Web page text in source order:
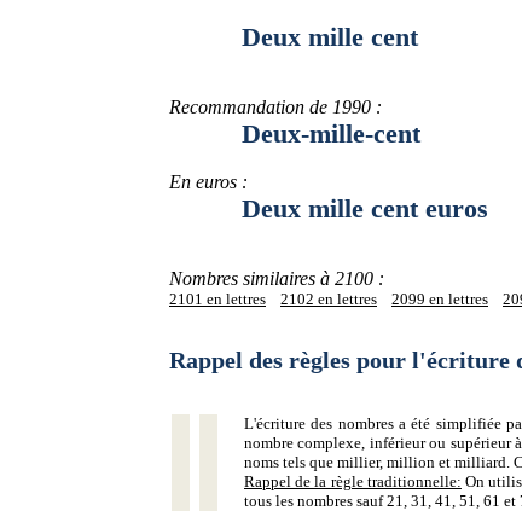
Deux mille cent
Recommandation de 1990 :
Deux-mille-cent
En euros :
Deux mille cent euros
Nombres similaires à 2100 :
2101 en lettres 2102 en lettres 2099 en lettres
Rappel des règles pour l'écriture
L'écriture des nombres a été simplifiée
nombre complexe, inférieur ou supérieur
noms tels que millier, million et milliard.
Rappel de la règle traditionnelle: On
tous les nombres sauf 21, 31, 41, 51, 61 et